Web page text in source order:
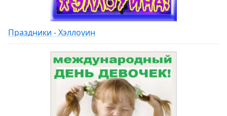
Праздники - Хэллоуин